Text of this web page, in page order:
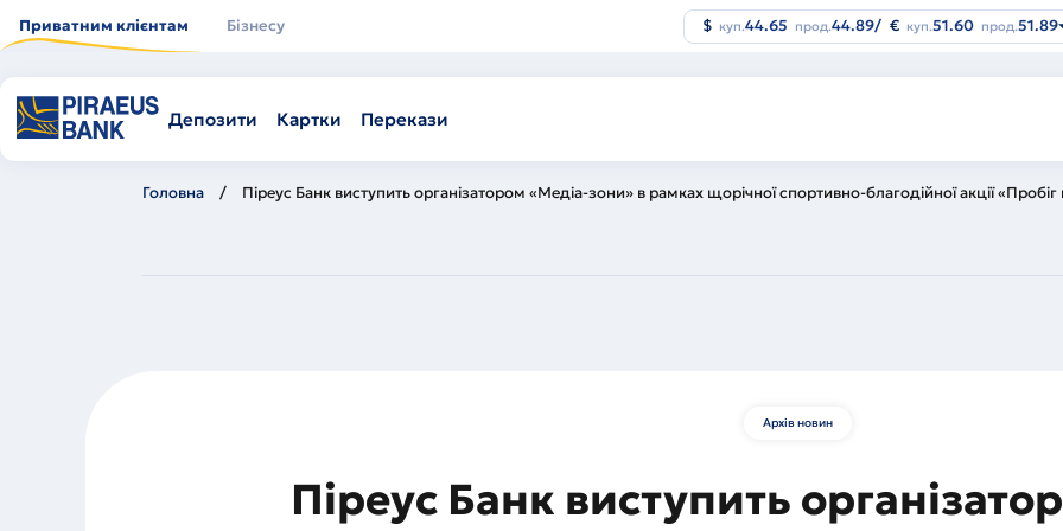
основного
Приватним клієнтам Бізнесу
Депозити Картки Перекази
$ куп.44.65 прод.44.89/ € куп.51.60 прод.51.89
Головна Піреус Банк виступить організатором «Медіа-зони» в рамках щорічної спортивно-благодійної акції
Архів новин
Піреус Банк виступить